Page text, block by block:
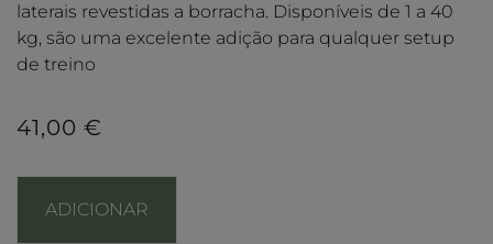
laterais revestidas a borracha. Disponíveis de 1 a 40
kg, são uma excelente adição para qualquer setup
de treino
41,00 €
ADICIONAR